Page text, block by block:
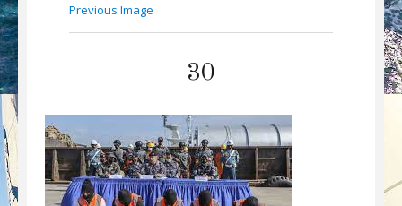
Previous Image
30